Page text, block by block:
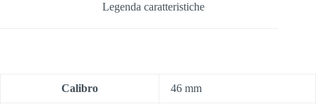
Legenda caratteristiche
Calibro 46 mm